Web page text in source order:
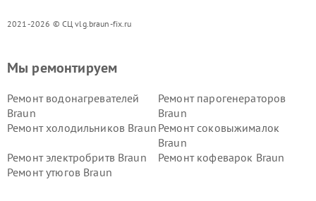
2021-2026 © СЦ vlg.braun-fix.ru
Мы ремонтируем
Ремонт водонагревателей
Braun
Ремонт парогенераторов
Braun
Ремонт холодильников Braun Ремонт соковыжималок
Braun
Ремонт электробритв Braun
Ремонт кофеварок Braun
Ремонт утюгов Braun